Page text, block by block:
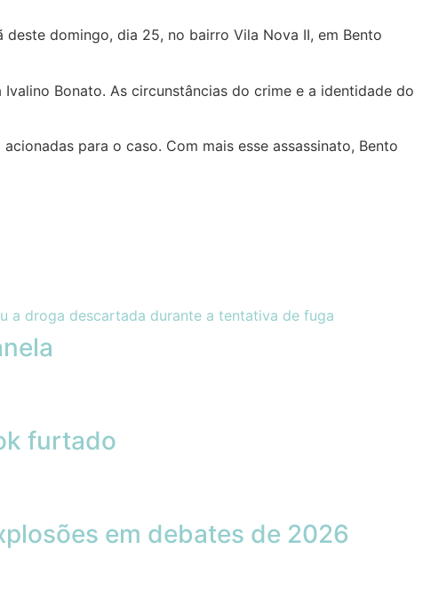
domingo, dia 25, no bairro Vila Nova II, em Bento
Bonato. As circunstâncias do crime e a identidade do
para o caso. Com mais esse assassinato, Bento
furtado
em debates de 2026